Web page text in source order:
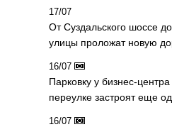
17/07
От Суздальского шоссе
улицы проложат новую
16/07
Парковку у бизнес-
переулке застроят еще
16/07